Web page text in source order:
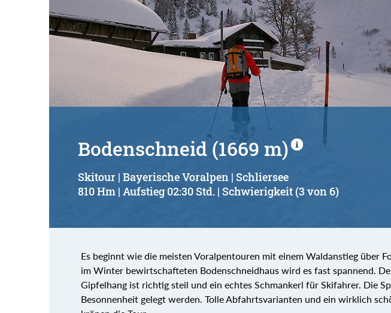
Bodenschneid (1669 m)
Skitour | Bayerische Voralpen | Schliersee
810 Hm | Aufstieg 02:30 Std. | Schwierigkeit (3 von 6)
Es beginnt wie die meisten Voralpentouren mit einem Waldanstieg über
im Winter bewirtschafteten Bodenschneidhaus wird es fast spannend.
Gipfelhang ist richtig steil und ein echtes Schmankerl für Skifahrer. Die
Besonnenheit gelegt werden. Tolle Abfahrtsvarianten und ein wirklich